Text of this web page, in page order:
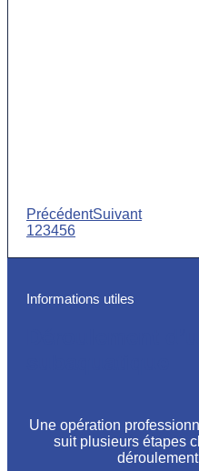
PrécédentSuivant
123456
Informations utiles
Une opération
suit plusieurs étapes